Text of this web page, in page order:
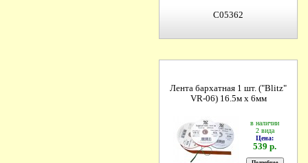
C05362
Лента бархатная 1 шт. ("Blitz"
VR-06) 16.5м х 6мм
в наличии
2 вида
Цена:
539 р.